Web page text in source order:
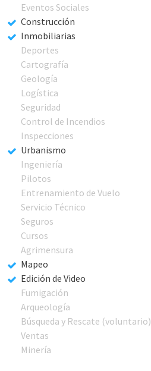
Eventos Sociales
Construcción
Inmobiliarias
Deportes
Cartografía
Geología
Logística
Seguridad
Control de Incendios
Inspecciones
Urbanismo
Ingeniería
Pilotos
Entrenamiento de Vuelo
Servicio Técnico
Seguros
Cursos
Agrimensura
Mapeo
Edición de Video
Fumigación
Arqueología
Búsqueda y Rescate (voluntario)
Ventas
Minería